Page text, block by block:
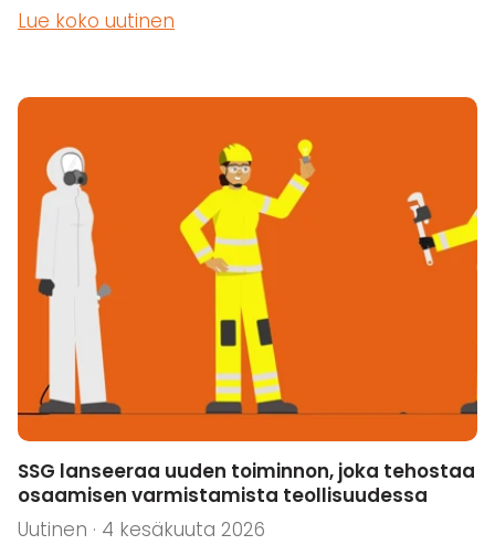
Lue koko uutinen
SSG lanseeraa uuden toiminnon, joka tehostaa
osaamisen varmistamista teollisuudessa
Uutinen · 4 kesäkuuta 2026